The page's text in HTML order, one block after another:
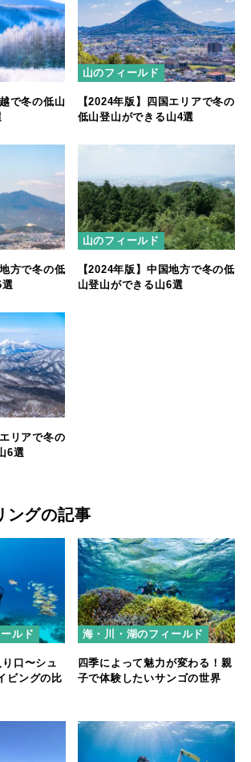
で冬の低山
山のフィールド
【2024年版】四国エリアで冬の
低山登山ができる山4選
方で冬の低
選
山のフィールド
【2024年版】中国地方で冬の低
山登山ができる山6選
リアで冬の
6選
ングの記事
ルド
口〜シュ
ビングの比
海・川・湖のフィールド
四季によって魅力が変わる！親
子で体験したいサンゴの世界